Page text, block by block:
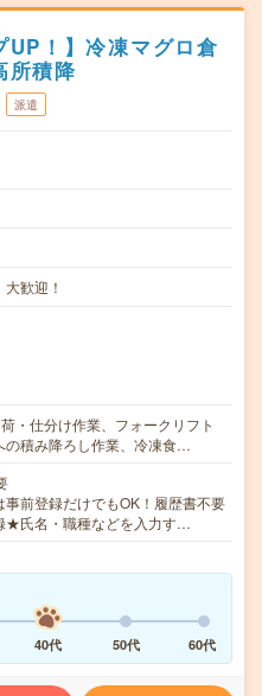
UP！】冷凍マグロ倉
所積降
派遣
歓迎！
・仕分け作業、フォークリフト
の積み降ろし作業、冷凍食…
前登録だけでもOK！履歴書不要
★氏名・職種などを入力す…
40代 50代 60代